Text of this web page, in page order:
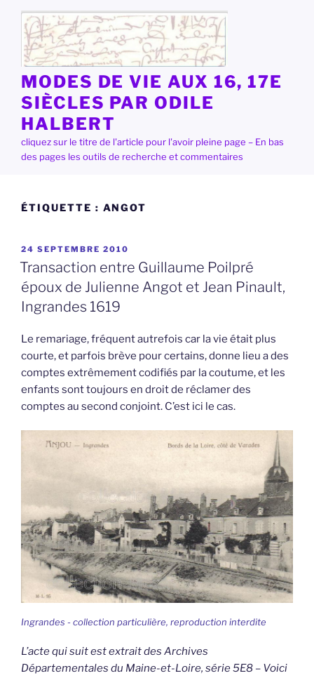
contenu
principal
MODES DE VIE AUX 16, 17E
SIÈCLES PAR ODILE
HALBERT
cliquez sur le titre de l'article pour l'avoir pleine page – En bas
des pages les outils de recherche et commentaires
ÉTIQUETTE : ANGOT
PUBLIÉ
LE
24 SEPTEMBRE 2010
Transaction entre Guillaume Poilpré
époux de Julienne Angot et Jean Pinault,
Ingrandes 1619
Le remariage, fréquent autrefois car la vie était plus
courte, et parfois brève pour certains, donne lieu a des
comptes extrêmement codifiés par la coutume, et les
enfants sont toujours en droit de réclamer des
comptes au second conjoint. C’est ici le cas.
Ingrandes - collection particulière, reproduction interdite
L’acte qui suit est extrait des Archives
Départementales du Maine-et-Loire, série 5E8 – Voici